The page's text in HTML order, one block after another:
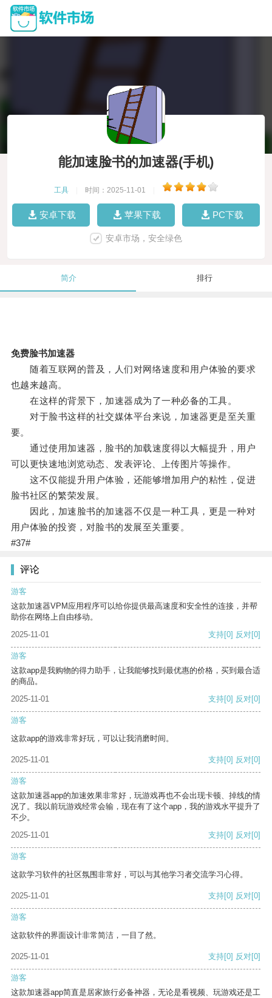
能加速脸书的加速器(手机)
工具 时间：2025-11-01
安卓下载 苹果下载 PC下载
安卓市场，安全绿色
简介 排行
免费脸书加速器
随着互联网的普及，人们对网络速度和用户体验的要求
也越来越高。
在这样的背景下，加速器成为了一种必备的工具。
对于脸书这样的社交媒体平台来说，加速器更是至关重
要。
通过使用加速器，脸书的加载速度得以大幅提升，用户
可以更快速地浏览动态、发表评论、上传图片等操作。
这不仅能提升用户体验，还能够增加用户的粘性，促进
脸书社区的繁荣发展。
因此，加速脸书的加速器不仅是一种工具，更是一种对
用户体验的投资，对脸书的发展至关重要。
#37#
评论
游客
这款加速器VPM应用程序可以给你提供最高速度和安全性的连接，并帮
助你在网络上自由移动。
2025-11-01
支持[0] 反对[0]
游客
这款app是我购物的得力助手，让我能够找到最优惠的价格，买到最合适
的商品。
2025-11-01
支持[0] 反对[0]
游客
这款app的游戏非常好玩，可以让我消磨时间。
2025-11-01 支持[0] 反对[0]
游客
这款加速器app的加速效果非常好，玩游戏再也不会出现卡顿、掉线的情
况了。我以前玩游戏经常会输，现在有了这个app，我的游戏水平提升了
不少。
2025-11-01
支持[0] 反对[0]
游客
这款学习软件的社区氛围非常好，可以与其他学习者交流学习心得。
2025-11-01 支持[0] 反对[0]
游客
这款软件的界面设计非常简洁，一目了然。
2025-11-01 支持[0] 反对[0]
游客
这款加速器app简直是居家旅行必备神器，无论是看视频、玩游戏还是工